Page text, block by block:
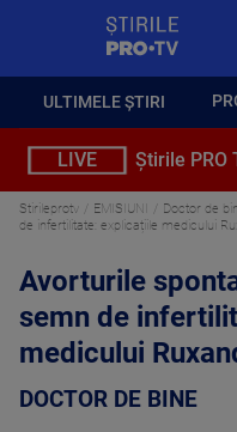
ULTIMELE ȘTIRI
LIVE Știrile PRO
Stirileprotv EMISIUNI Doctor de
de infertilitate: explicațiile medicului
Avorturile
semn de
medicului
DOCTOR DE BINE